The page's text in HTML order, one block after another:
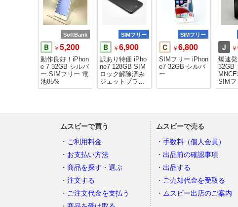
SoftBank
B ￥5,200
動作良好！iPhon
e 7 32GB シルバ
ー SIMフリー 電
池85%
SIMフリー
B ￥6,900
訳あり特価 iPho
ne7 128GB SIM
ロック解除済み
ジェットブラッ
ク Bランク
SIMフリー
C ￥6,800
SIMフリー iPhon
e7 32GB シルバ
ー
J ￥
爆速
32GB
SIMフ
ンク品
ムスビーで買う
ご利用料金
お支払い方法
商品を探す・選ぶ
注文する
ご注文代金を支払う
ムスビーで売る
手数料（個人会員）
出品前の確認事項
出品する
ご売却代金を受取る
ムスビー出店のご案内